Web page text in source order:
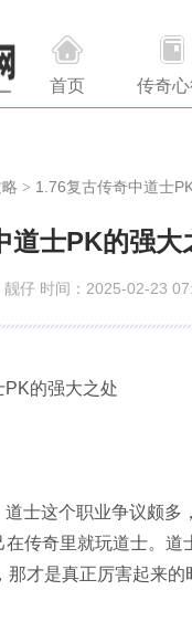
首页 传奇
> 1.76复古传奇中道士
道士PK的强大
仔 时间：2025-02-23
的强大之处
士这个职业争议颇多
传奇里就玩道士。
才是真正厉害起来的